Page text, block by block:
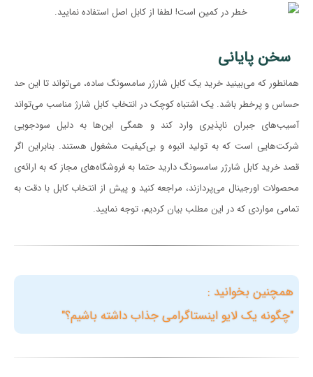
سخن پایانی
همانطور که می‌بینید خرید یک کابل شارژر سامسونگ ساده، می‌تواند تا این حد
حساس و پرخطر باشد. یک اشتباه کوچک در انتخاب کابل شارژ مناسب می‌تواند
آسیب‌های جبران ناپذیری وارد کند و همگی این‌ها به دلیل سودجویی
شرکت‌هایی است که به تولید انبوه و بی‌کیفیت مشغول هستند. بنابراین اگر
قصد خرید کابل شارژر سامسونگ دارید حتما به فروشگاه‌های مجاز که به ارائه‌ی
محصولات اورجینال می‌پردازند، مراجعه کنید و پیش از انتخاب کابل با دقت به
تمامی مواردی که در این مطلب بیان کردیم،‌ توجه نمایید.
همچنین بخوانید :
"چگونه یک لایو اینستاگرامی جذاب داشته باشیم؟"